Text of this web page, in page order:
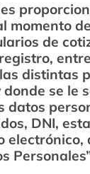
momento
de
distintas
donde se le
datos
DNI,
electrónico,